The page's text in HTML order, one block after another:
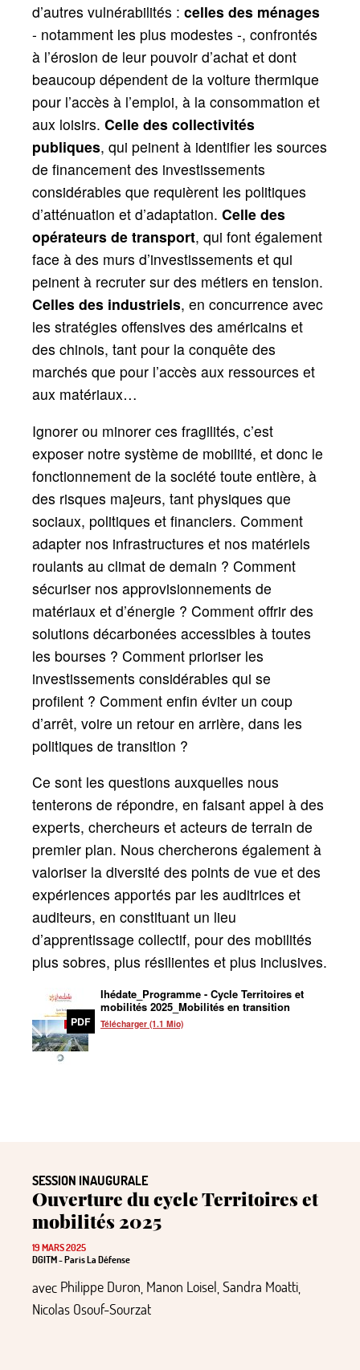
d’autres vulnérabilités : celles des ménages
- notamment les plus modestes -, confrontés
à l’érosion de leur pouvoir d’achat et dont
beaucoup dépendent de la voiture thermique
pour l’accès à l’emploi, à la consommation et
aux loisirs. Celle des collectivités
publiques, qui peinent à identifier les sources
de financement des investissements
considérables que requièrent les politiques
d’atténuation et d’adaptation. Celle des
opérateurs de transport, qui font également
face à des murs d’investissements et qui
peinent à recruter sur des métiers en tension.
Celles des industriels, en concurrence avec
les stratégies offensives des américains et
des chinois, tant pour la conquête des
marchés que pour l’accès aux ressources et
aux matériaux…
Ignorer ou minorer ces fragilités, c’est
exposer notre système de mobilité, et donc le
fonctionnement de la société toute entière, à
des risques majeurs, tant physiques que
sociaux, politiques et financiers. Comment
adapter nos infrastructures et nos matériels
roulants au climat de demain ? Comment
sécuriser nos approvisionnements de
matériaux et d’énergie ? Comment offrir des
solutions décarbonées accessibles à toutes
les bourses ? Comment prioriser les
investissements considérables qui se
profilent ? Comment enfin éviter un coup
d’arrêt, voire un retour en arrière, dans les
politiques de transition ?
Ce sont les questions auxquelles nous
tenterons de répondre, en faisant appel à des
experts, chercheurs et acteurs de terrain de
premier plan. Nous chercherons également à
valoriser la diversité des points de vue et des
expériences apportés par les auditrices et
auditeurs, en constituant un lieu
d’apprentissage collectif, pour des mobilités
plus sobres, plus résilientes et plus inclusives.
PDF
Ihédate_Programme - Cycle Territoires et
mobilités 2025_Mobilités en transition
Télécharger (1.1 Mio)
SESSION INAUGURALE
Ouverture du cycle Territoires et
mobilités 2025
19 MARS 2025
DGITM - Paris La Défense
avec Philippe Duron Manon Loisel Sandra Moatti
Nicolas Osouf-Sourzat